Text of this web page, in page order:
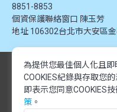
8851-8853
個資保護聯絡窗口 陳玉芳
地址 106302台北市大安區
© 2024 淡江大學推廣教育處. 版
提供，未經授權禁止轉載或引用
有，僅供學習交流使用。
© 2024 Tamkang University
reserved.The content of this
為提供您最佳個人化且
COOKIES紀錄與存取您
即表示您同意COOKIES
策 。